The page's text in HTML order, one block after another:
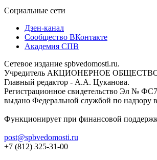
Социальные сети
Дзен-канал
Сообщество ВКонтакте
Академия СПВ
Сетевое издание spbvedomosti.ru.
Учредитель АКЦИОНЕРНОЕ
Главный редактор - А.А. Цуканова.
Регистрационное свидетельство Эл №
выдано Федеральной службой по надзору
Функционирует при финансовой
post@spbvedomosti.ru
+7 (812) 325-31-00